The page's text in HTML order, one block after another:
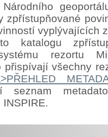
zpřístupňované
vyplývajících
katalogu
rezortu
přispívají všechny
seznam